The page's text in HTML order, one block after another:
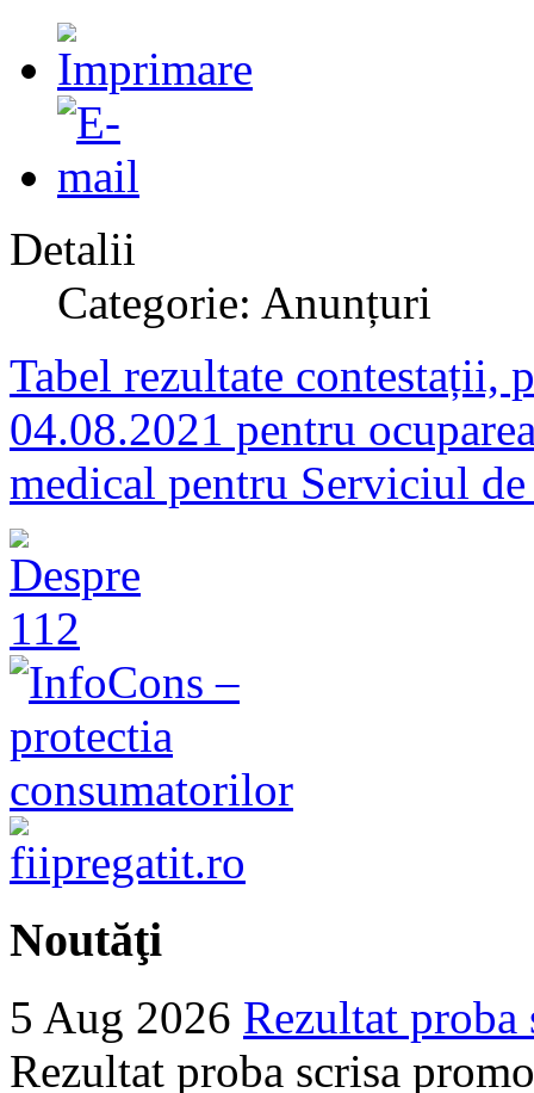
Detalii
Categorie: Anunțuri
Tabel rezultate contestații,
04.08.2021 pentru
medical pentru Serviciul
Noutăţi
5 Aug 2026 Rezultat proba
Rezultat proba scrisa